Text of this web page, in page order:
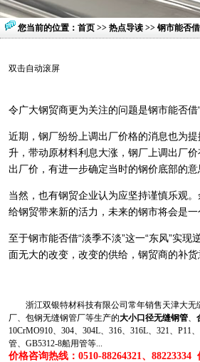
您当前的位置： 首页 >> 热点导读 >> 钢市能否
双击自动滚屏
令广大钢贸商更为关注的问题是钢市能否借
近期，钢厂纷纷上调出厂价格的消息也为
升，带动原材料利息大涨，钢厂上调出厂
出厂价，有进一步确定当时的钢价底部的
当然，也有钢贸企业认为应坚持谨慎乐观
给钢贸带来新的活力，未来的钢市将会是
至于钢市能否借“淡季不淡”这一“东风”实
面无大的改变，改变的供给，钢贸商的补货
浙江双银特材科技有限公司常年销售天津大无
厂、包钢无缝钢管厂等生产的大小口径无缝钢管、
10CrMO910、304、304L、316、316L、321、
管、GB5312-8船用管等...
价格咨询热线：0510-88264321、88223334